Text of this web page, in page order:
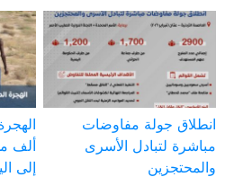
انطلاق جولة مفاوضات
مباشرة لتبادل الأسرى
والمحتجزين
ألف
إلى